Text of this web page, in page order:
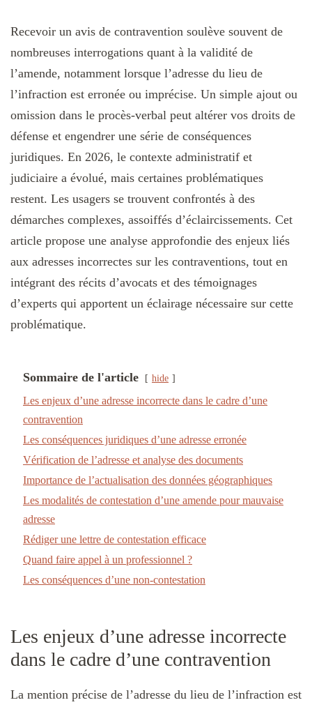
Recevoir un avis de contravention soulève souvent de
nombreuses interrogations quant à la validité de
l’amende, notamment lorsque l’adresse du lieu de
l’infraction est erronée ou imprécise. Un simple ajout ou
omission dans le procès-verbal peut altérer vos droits de
défense et engendrer une série de conséquences
juridiques. En 2026, le contexte administratif et
judiciaire a évolué, mais certaines problématiques
restent. Les usagers se trouvent confrontés à des
démarches complexes, assoiffés d’éclaircissements. Cet
article propose une analyse approfondie des enjeux liés
aux adresses incorrectes sur les contraventions, tout en
intégrant des récits d’avocats et des témoignages
d’experts qui apportent un éclairage nécessaire sur cette
problématique.
Sommaire de l'article hide
Les enjeux d’une adresse incorrecte dans le cadre d’une
contravention
Les conséquences juridiques d’une adresse erronée
Vérification de l’adresse et analyse des documents
Importance de l’actualisation des données géographiques
Les modalités de contestation d’une amende pour mauvaise
adresse
Rédiger une lettre de contestation efficace
Quand faire appel à un professionnel ?
Les conséquences d’une non-contestation
Les enjeux d’une adresse incorrecte
dans le cadre d’une contravention
La mention précise de l’adresse du lieu de l’infraction est